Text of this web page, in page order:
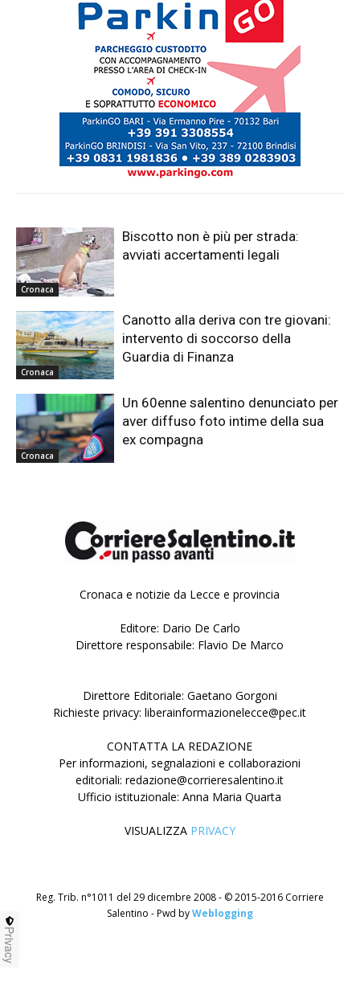
Cronaca
Biscotto non è più per strada:
avviati accertamenti legali
Cronaca
Canotto alla deriva con tre giovani:
intervento di soccorso della
Guardia di Finanza
Cronaca
Un 60enne salentino denunciato per
aver diffuso foto intime della sua
ex compagna
Cronaca e notizie da Lecce e provincia
Editore: Dario De Carlo
Direttore responsabile: Flavio De Marco
Direttore Editoriale: Gaetano Gorgoni
Richieste privacy: liberainformazionelecce@pec.it
CONTATTA LA REDAZIONE
Per informazioni, segnalazioni e collaborazioni
editoriali: redazione@corrieresalentino.it
Ufficio istituzionale: Anna Maria Quarta
VISUALIZZA PRIVACY
Reg. Trib. n°1011 del 29 dicembre 2008 - © 2015-2016 Corriere
Salentino - Pwd byWeblogging
Privacy